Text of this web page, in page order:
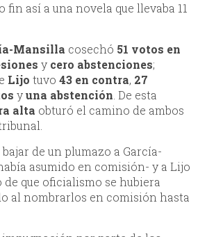
fin así a una novela que llevaba 11
Mansilla cosechó 51 votos en
y cero abstenciones;
Lijo tuvo 43 en contra, 27
yuna abstención . De esta
alta obturó el camino de ambos
de un plumazo a García-
asumido en comisión- y a Lijo
que oficialismo se hubiera
al nombrarlos en comisión hasta